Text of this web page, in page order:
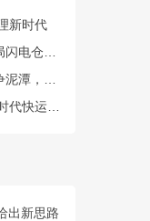
送收拢
落地后
送。
新时代
出新思路